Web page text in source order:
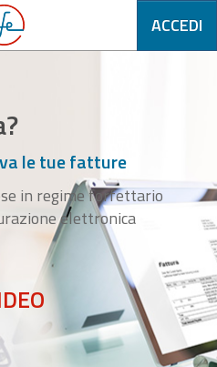
ACCEDI
le tue fatture
in regime forfettario
elettronica